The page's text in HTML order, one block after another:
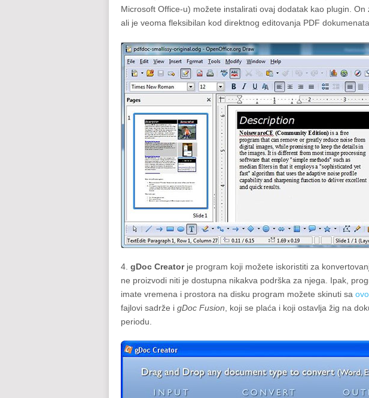
Microsoft Office-u) možete instalirati ovaj dodatak kao plugin.
ali je veoma fleksibilan kod direktnog editovanja PDF dokumenata.
4. gDoc Creatorje program koji možete iskoristiti za
ne proizvodi niti je dostupna nikakva podrška za njega. Ipak,
imate vremena i prostora na disku program možete skinuti sa
fajlovi sadrže i gDoc Fusion , koji se plaća i koji ostavlja žig na
periodu.